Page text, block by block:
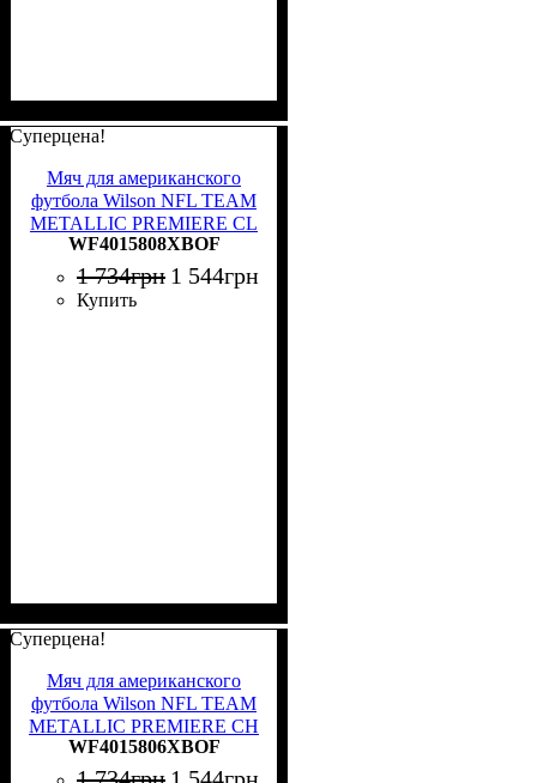
Суперцена!
Мяч для американского
футбола Wilson NFL TEAM
METALLIC PREMIERE CL
OF черный Размер 9
WF4015808XBOF
WF4015808XBOF
1 734грн 1 544грн
Купить
Суперцена!
Мяч для американского
футбола Wilson NFL TEAM
METALLIC PREMIERE CH
OF черный Размер 9
WF4015806XBOF
WF4015806XBOF